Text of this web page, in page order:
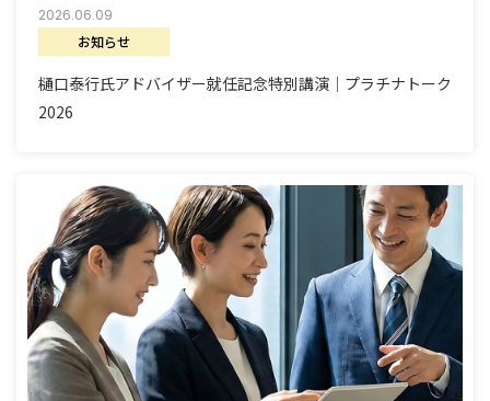
2026.06.09
お知らせ
樋口泰行氏アドバイザー就任記念特別講演｜プラチナトーク
2026